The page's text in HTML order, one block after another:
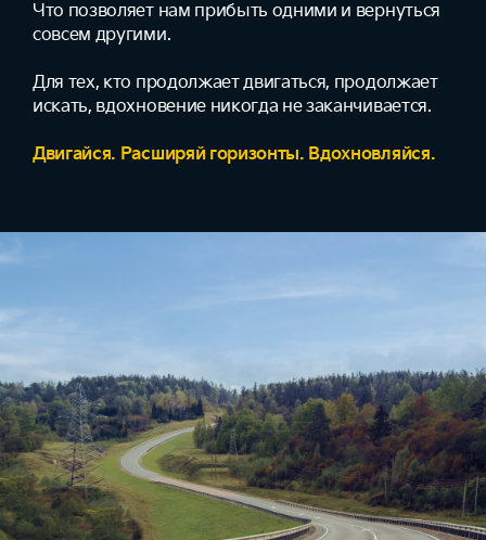
Что позволяет нам прибыть одними и вернуться
совсем другими.
Для тех, кто продолжает двигаться, продолжает
искать, вдохновение никогда не заканчивается.
Двигайся. Расширяй горизонты. Вдохновляйся.